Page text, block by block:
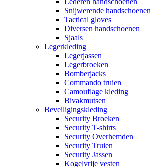
Snijwerende handschoenen
Tactical gloves
Diversen handschoenen
Sjaals
Legerkleding
Legerjassen
Legerbroeken
Bomberjacks
Commando truien
Camouflage kleding
Bivakmutsen
Beveiligingskleding
Security Broeken
Security T-shirts
Security Overhemden
Security Truien
Security Jassen
Kogelvrije vesten